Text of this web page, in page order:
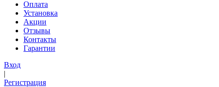
Оплата
Установка
Акции
Отзывы
Контакты
Гарантии
Вход
|
Регистрация